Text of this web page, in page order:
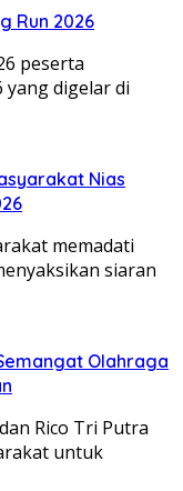
Run 2026
peserta
yang digelar di
Nias
memadati
siaran
Olahraga
Rico Tri Putra
untuk